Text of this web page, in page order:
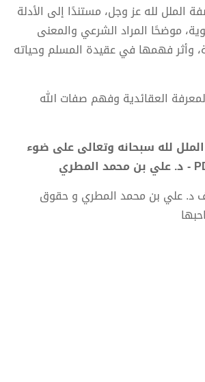
الملل لله عز وجل، مستندًا إلى الأدلة
موضحًا المراد الشرعي والمعنى
وأثر فهمها في عقيدة المسلم وحياته
العقائدية وفهم صفات الله
لله سبحانه وتعالى على ضوء
د. علي بن محمد المطري و حقوق